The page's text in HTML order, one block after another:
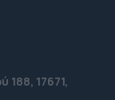
17671,